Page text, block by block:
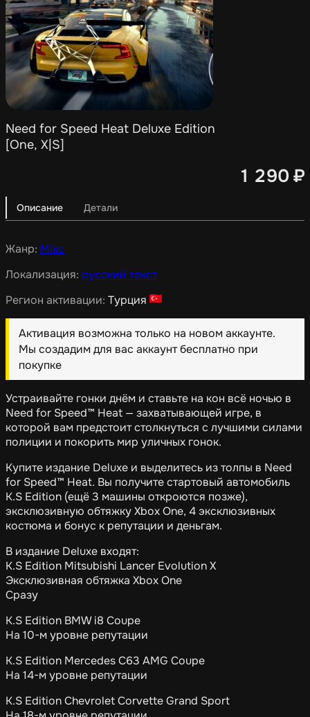
Need for Speed Heat Deluxe Edition
[One, X|S]
1 290 ₽
Описание Детали
Жанр: Misc
Локализация: русский текст
Регион активации: Турция
Активация возможна только на новом аккаунте.
Мы создадим для вас аккаунт бесплатно при
покупке
Устраивайте гонки днём и ставьте на кон всё ночью в
Need for Speed™ Heat — захватывающей игре, в
которой вам предстоит столкнуться с лучшими силами
полиции и покорить мир уличных гонок.
Купите издание Deluxe и выделитесь из толпы в Need
for Speed™ Heat. Вы получите стартовый автомобиль
K.S Edition (ещё 3 машины откроются позже),
эксклюзивную обтяжку Xbox One, 4 эксклюзивных
костюма и бонус к репутации и деньгам.
В издание Deluxe входят:
K.S Edition Mitsubishi Lancer Evolution X
Эксклюзивная обтяжка Xbox One
Сразу
K.S Edition BMW i8 Coupe
На 10-м уровне репутации
K.S Edition Mercedes C63 AMG Coupe
На 14-м уровне репутации
K.S Edition Chevrolet Corvette Grand Sport